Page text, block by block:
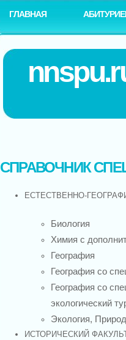
ГЛАВНАЯ
СПРАВОЧНИК
ЕСТЕСТВЕННО-
Биология
Химия с
География
География со
География со
экологический
Экология,
ИСТОРИЧЕСКИЙ